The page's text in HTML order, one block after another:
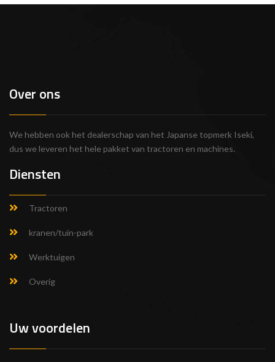
Over ons
We hebben ook het dealerschap van het Japanse topmerk Iseki,
dus we leveren het hele pakket van tractoren en machines.
Diensten
Tractoren
kranen/tuin-park
Werktuigen
Overig
Uw voordelen